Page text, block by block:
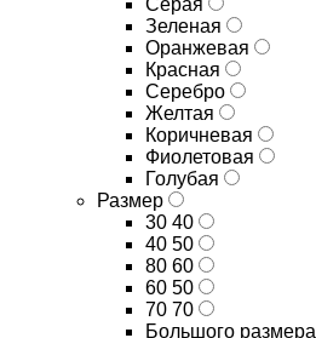
Серая
Зеленая
Оранжевая
Красная
Серебро
Желтая
Коричневая
Фиолетовая
Голубая
Размер
30 40
40 50
80 60
60 50
70 70
Большого размера